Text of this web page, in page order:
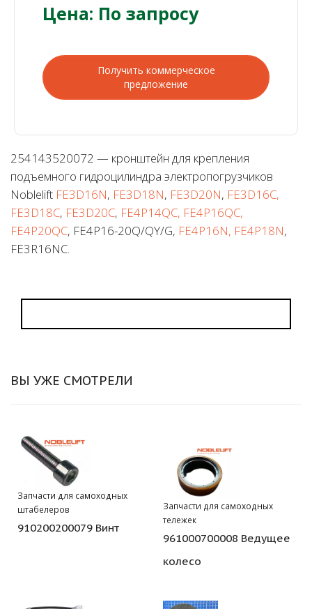
Цена: По запросу
Получить коммерческое
предложение
254143520072 — кронштейн для крепления
подъемного гидроцилиндра электропогрузчиков
Noblelift FE3D16N, FE3D18N, FE3D20N, FE3D16C,
FE3D18C, FE3D20C, FE4P14QC, FE4P16QC,
FE4P20QC, FE4P16-20Q/QY/G, FE4P16N, FE4P18N,
FE3R16NC.
ВЫ УЖЕ СМОТРЕЛИ
Запчасти для самоходных
штабелеров
910200200079 Винт
Запчасти для самоходных
тележек
961000700008 Ведущее
колесо